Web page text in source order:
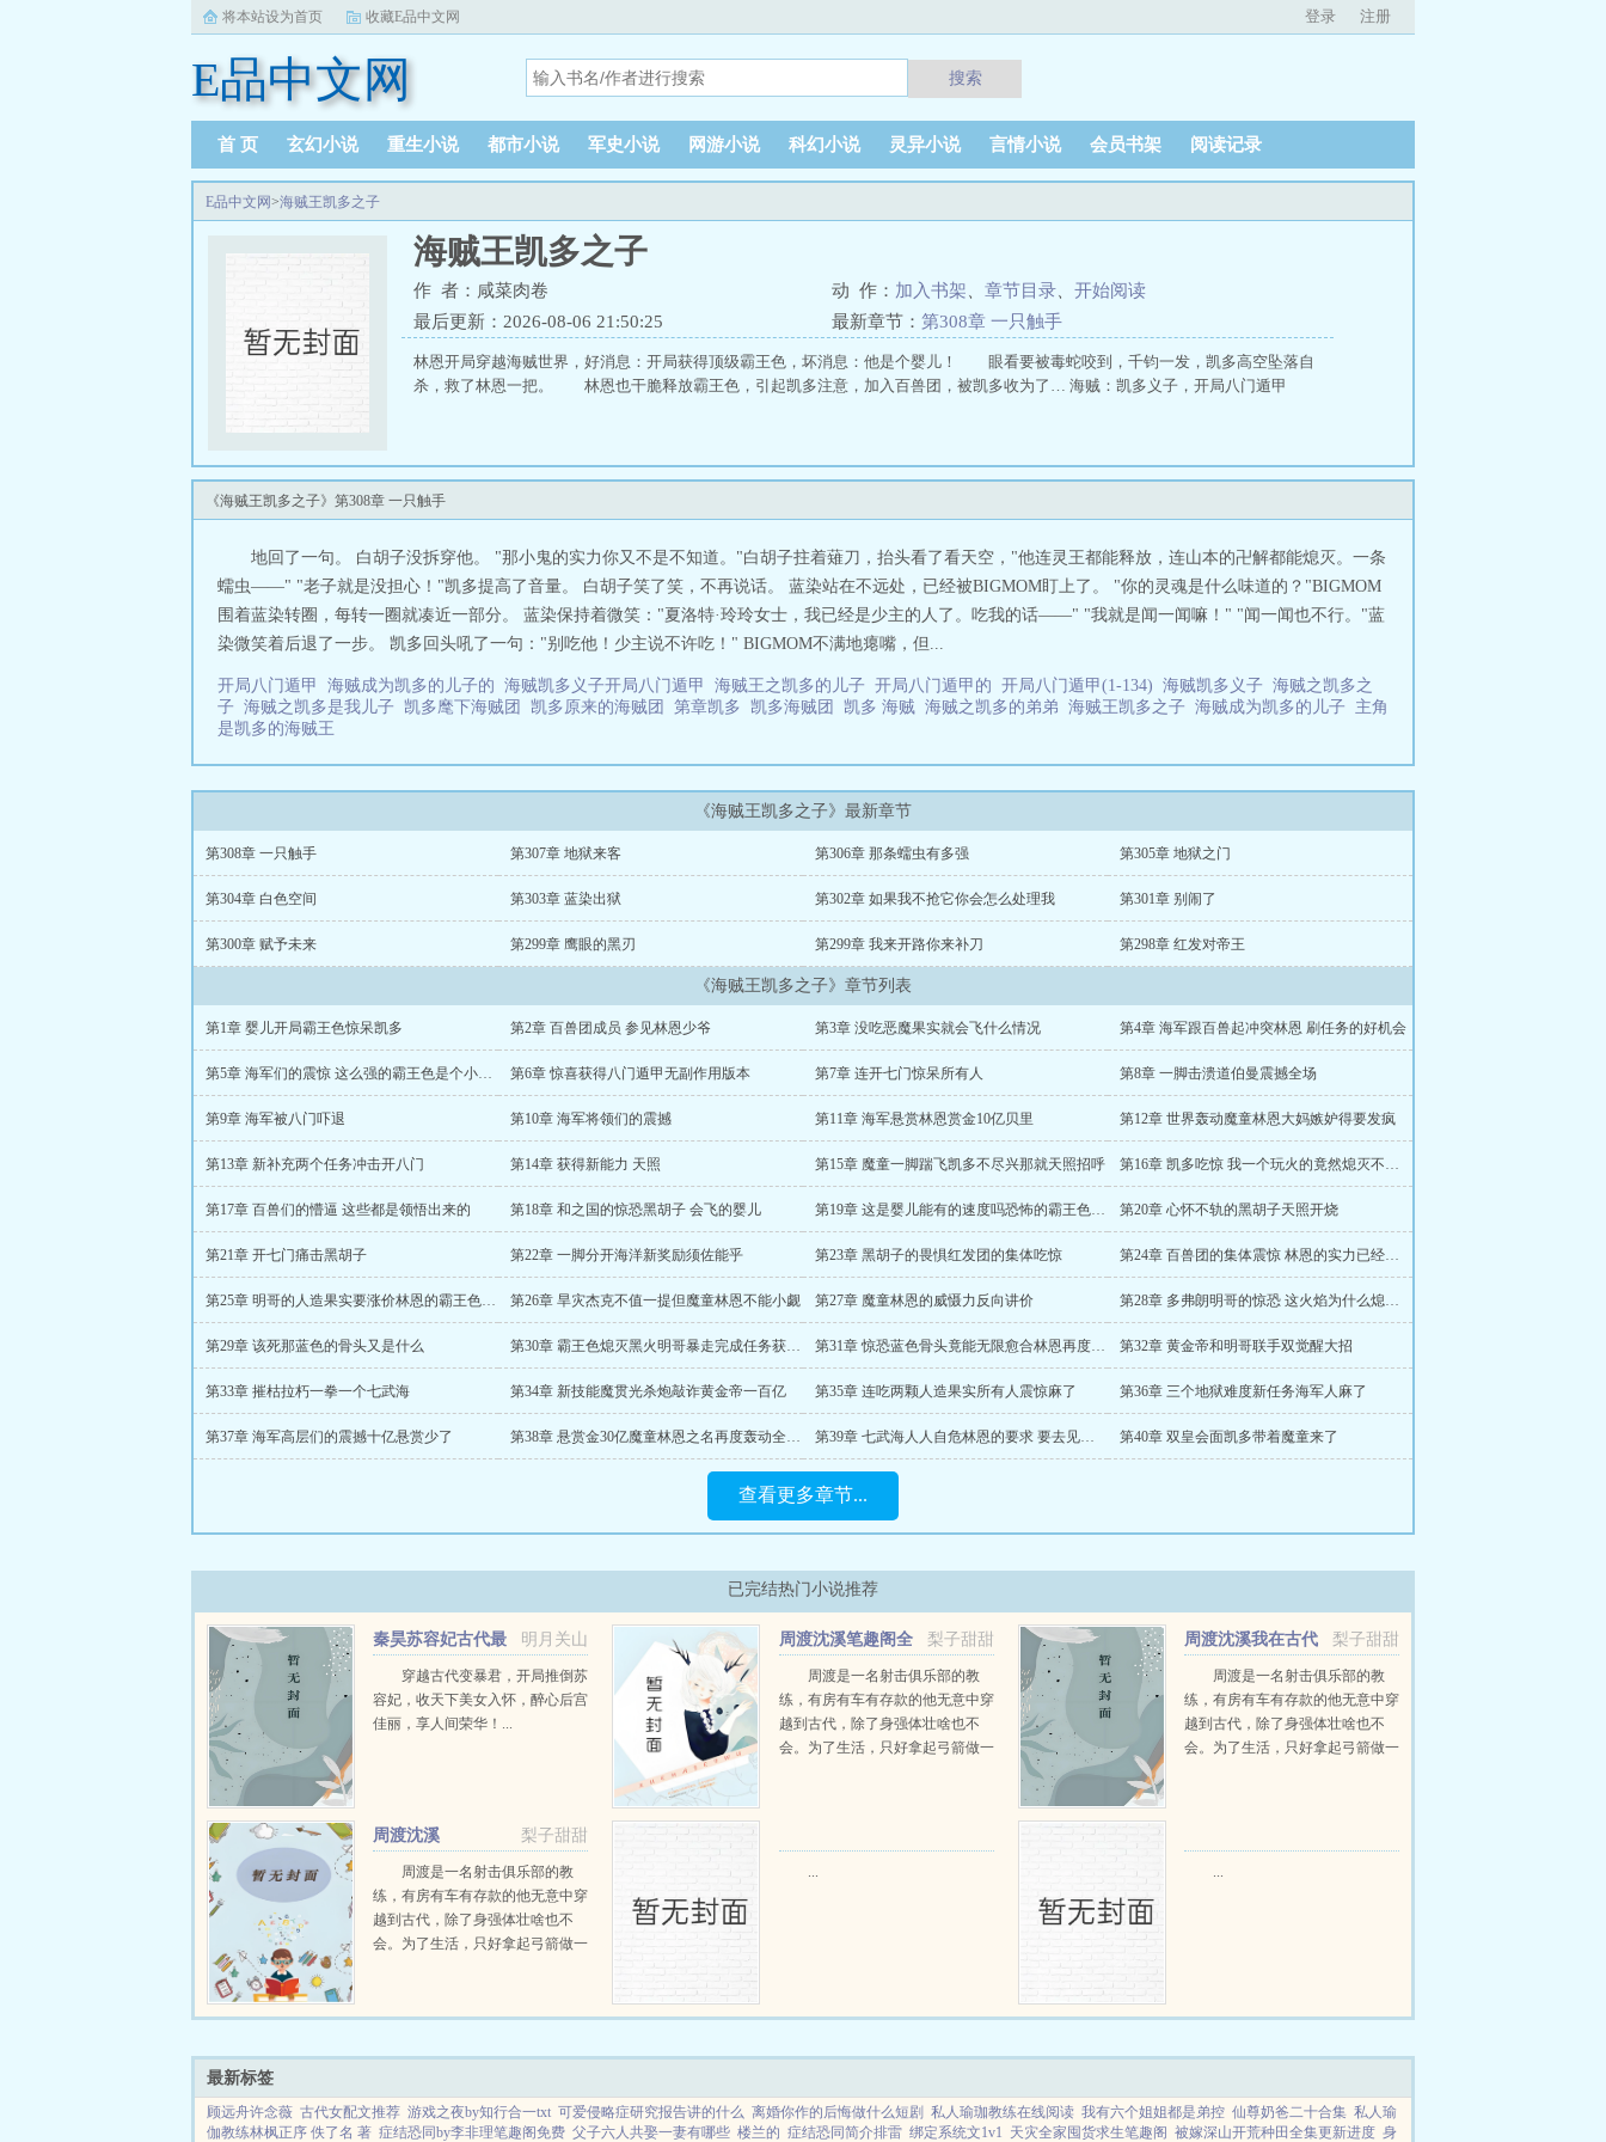
将本站设为首页 收藏E品中文网 登录 注册
E品中文网 搜索
首 页 玄幻小说 重生小说 都市小说 军史小说 网游小说 科幻小说 灵异小说 言情小说 会员书架 阅读记录
E品中文网>海贼王凯多之子
海贼王凯多之子
作 者：咸菜肉卷 动 作： 加入书架 章节目录
开始阅读
最后更新：2026-08-06 21:50:25
最新章节： 第308章 一只触手
林恩开局穿越海贼世界，好消息：开局获得顶级霸王色，坏消息：他是个婴儿！ 眼看要被毒蛇咬到，千钧一发，凯多高空坠落自
杀，救了林恩一把。 林恩也干脆释放霸王色，引起凯多注意，加入百兽团，被凯多收为了… 海贼：凯多义子，开局八门遁甲
《海贼王凯多之子》第308章 一只触手
地回了一句。 白胡子没拆穿他。 "那小鬼的实力你又不是不知道。"白胡子拄着薙刀，抬头看了看天空，"他连灵王都能释放，连山本的卍解都能熄灭。一条
蠕虫——" "老子就是没担心！"凯多提高了音量。 白胡子笑了笑，不再说话。 蓝染站在不远处，已经被BIGMOM盯上了。 "你的灵魂是什么味道的？"BIGMOM
围着蓝染转圈，每转一圈就凑近一部分。 蓝染保持着微笑："夏洛特·玲玲女士，我已经是少主的人了。吃我的话——" "我就是闻一闻嘛！" "闻一闻也不行。"蓝
染微笑着后退了一步。 凯多回头吼了一句："别吃他！少主说不许吃！" BIGMOM不满地瘪嘴，但...
开局八门遁甲 海贼成为凯多的儿子的 海贼凯多义子开局八门遁甲 海贼王之凯多的儿子 开局八门遁甲的 开局八门遁甲(1-134) 海贼凯多义子 海贼之凯多之
子 海贼之凯多是我儿子 凯多麾下海贼团 凯多原来的海贼团 第章凯多 凯多海贼团 凯多 海贼 海贼之凯多的弟弟 海贼王凯多之子 海贼成为凯多的儿子 主角
是凯多的海贼王
《海贼王凯多之子》最新章节
第308章 一只触手 第307章 地狱来客 第306章 那条蠕虫有多强 第305章 地狱之门
第304章 白色空间 第303章 蓝染出狱 第302章 如果我不抢它你会怎么处理我 第301章 别闹了
第300章 赋予未来 第299章 鹰眼的黑刃 第299章 我来开路你来补刀 第298章 红发对帝王
《海贼王凯多之子》章节列表
第1章 婴儿开局霸王色惊呆凯多 第2章 百兽团成员 参见林恩少爷 第3章 没吃恶魔果实就会飞什么情况 第4章 海军跟百兽起冲突林恩 刷任务的好机会
第5章 海军们的震惊 这么强的霸王色是个小屁孩放出来的 第6章 惊喜获得八门遁甲无副作用版本 第7章 连开七门惊呆所有人 第8章 一脚击溃道伯曼震撼全场
第9章 海军被八门吓退 第10章 海军将领们的震撼 第11章 海军悬赏林恩赏金10亿贝里 第12章 世界轰动魔童林恩大妈嫉妒得要发疯
第13章 新补充两个任务冲击开八门 第14章 获得新能力 天照 第15章 魔童一脚踹飞凯多不尽兴那就天照招呼 第16章 凯多吃惊 我一个玩火的竟然熄灭不了这火焰
第17章 百兽们的懵逼 这些都是领悟出来的 第18章 和之国的惊恐黑胡子 会飞的婴儿 第19章 这是婴儿能有的速度吗恐怖的霸王色爆发 第20章 心怀不轨的黑胡子天照开烧
第21章 开七门痛击黑胡子 第22章 一脚分开海洋新奖励须佐能乎 第23章 黑胡子的畏惧红发团的集体吃惊 第24章 百兽团的集体震惊 林恩的实力已经是大海次顶层了
第25章 明哥的人造果实要涨价林恩的霸王色强度又提升了 第26章 旱灾杰克不值一提但魔童林恩不能小觑 第27章 魔童林恩的威慑力反向讲价 第28章 多弗朗明哥的惊恐 这火焰为什么熄灭不了
第29章 该死那蓝色的骨头又是什么 第30章 霸王色熄灭黑火明哥暴走完成任务获得奖励 第31章 惊恐蓝色骨头竟能无限愈合林恩再度开七门 第32章 黄金帝和明哥联手双觉醒大招
第33章 摧枯拉朽一拳一个七武海 第34章 新技能魔贯光杀炮敲诈黄金帝一百亿 第35章 连吃两颗人造果实所有人震惊麻了 第36章 三个地狱难度新任务海军人麻了
第37章 海军高层们的震撼十亿悬赏少了 第38章 悬赏金30亿魔童林恩之名再度轰动全大海 第39章 七武海人人自危林恩的要求 要去见其他四皇 第40章 双皇会面凯多带着魔童来了
查看更多章节...
已完结热门小说推荐
明月关山
秦昊苏容妃古代最
强昏君最新章节在线阅读
穿越古代变暴君，开局推倒苏
容妃，收天下美女入怀，醉心后宫
佳丽，享人间荣华！...
梨子甜甜
周渡沈溪笔趣阁全
文免费阅读
周渡是一名射击俱乐部的教
练，有房有车有存款的他无意中穿
越到古代，除了身强体壮啥也不
会。为了生活，只好拿起弓箭做一
梨子甜甜
周渡沈溪我在古代
当猎户小说免费在线阅读
周渡是一名射击俱乐部的教
练，有房有车有存款的他无意中穿
越到古代，除了身强体壮啥也不
会。为了生活，只好拿起弓箭做一
梨子甜甜
周渡沈溪
周渡是一名射击俱乐部的教
练，有房有车有存款的他无意中穿
越到古代，除了身强体壮啥也不
会。为了生活，只好拿起弓箭做一
只野兔，不会做（失望）第三天周
... ...
最新标签
顾远舟许念薇 古代女配文推荐 游戏之夜by知行合一txt 可爱侵略症研究报告讲的什么 离婚你作的后悔做什么短剧 私人瑜珈教练在线阅读 我有六个姐姐都是弟控 仙尊奶爸二十合集 私人瑜
伽教练林枫正序 佚了名 著 症结恐同by李非理笔趣阁免费 父子六人共娶一妻有哪些 楼兰的 症结恐同简介排雷 绑定系统文1v1 天灾全家囤货求生笔趣阁 被嫁深山开荒种田全集更新进度 身